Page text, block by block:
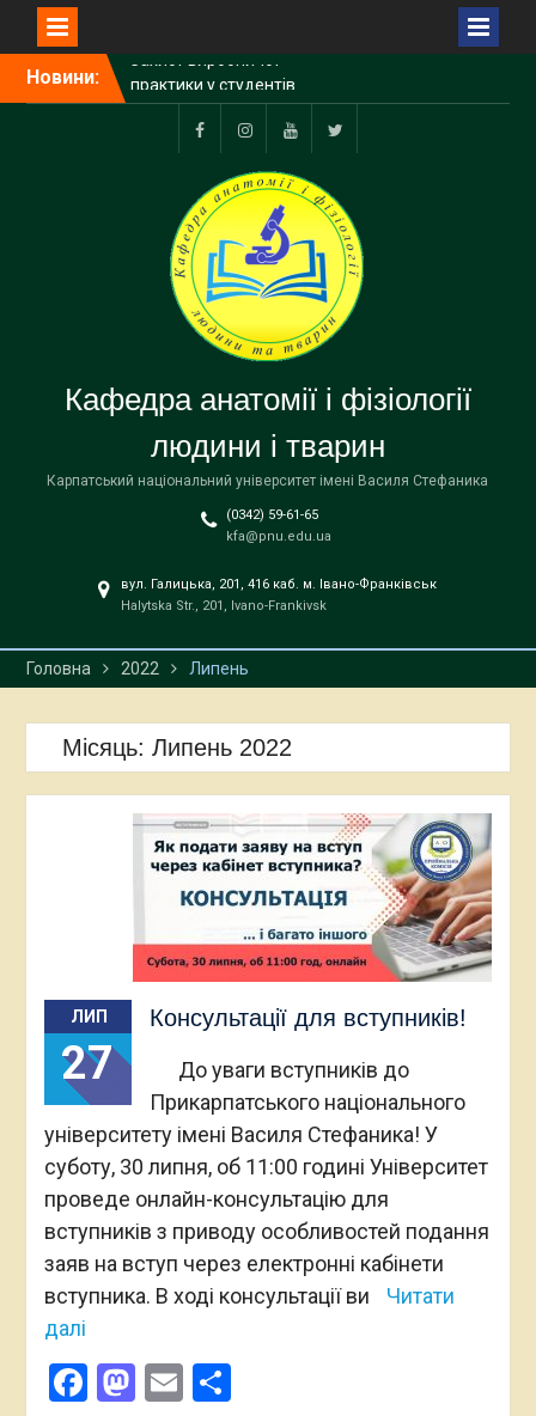
Новини:
Профоорієнтаційна
зустріч з випускниками 11
класу Івано-
Франківського
спортивного ліцею Івано-
Франківської обласної
Захист виробничої
практики у студентів
заочного відділення групи
БЛД3-3ст
FacebookInstagramYouTubeТwitter
Кафедра анатомії і фізіології
людини і тварин
Карпатський національний університет імені Василя Стефаника
(0342) 59-61-65
kfa@pnu.edu.ua
вул. Галицька, 201, 416 каб. м. Івано-Франківськ
Halytska Str., 201, Ivano-Frankivsk
Головна 2022 Липень
Місяць: Липень 2022
ЛИП
27
Консультації для вступників!
До уваги вступників до
Прикарпатського національного
університету імені Василя Стефаника! У
суботу, 30 липня, об 11:00 годині Університет
проведе онлайн-консультацію для
вступників з приводу особливостей подання
заяв на вступ через електронні кабінети
вступника. В ході консультації ви
Читати
далі
Facebook
Mastodon
EmailПоділитися